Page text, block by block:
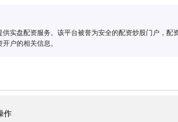
实盘配资服务。该平台被誉为安全的配资炒股门户，
户的相关信息。
作